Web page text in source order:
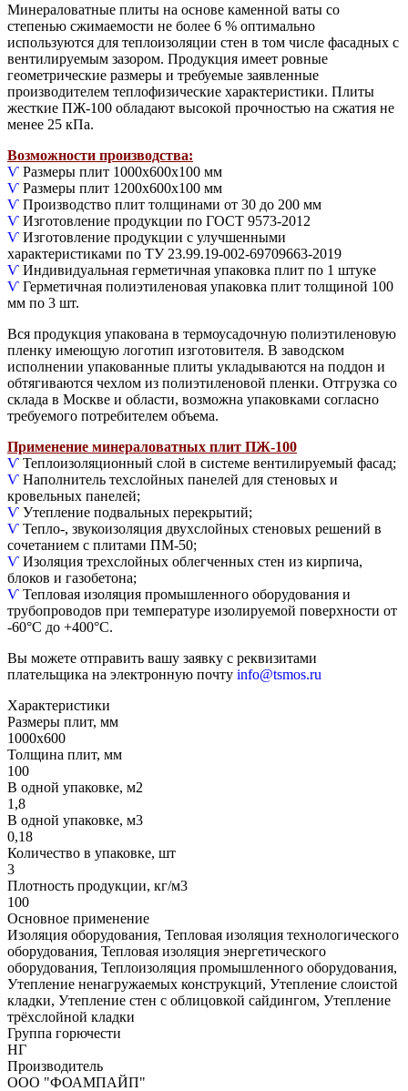
Минераловатные плиты на основе каменной ваты со
степенью сжимаемости не более 6 % оптимально
используются для теплоизоляции стен в том числе фасадных с
вентилируемым зазором. Продукция имеет ровные
геометрические размеры и требуемые заявленные
производителем теплофизические характеристики. Плиты
жесткие ПЖ-100 обладают высокой прочностью на сжатия не
менее 25 кПа.
Возможности производства:
Ѵ Размеры плит 1000х600х100 мм
Ѵ Размеры плит 1200х600х100 мм
Ѵ Производство плит толщинами от 30 до 200 мм
Ѵ Изготовление продукции по ГОСТ 9573-2012
Ѵ Изготовление продукции с улучшенными
характеристиками по ТУ 23.99.19-002-69709663-2019
Ѵ Индивидуальная герметичная упаковка плит по 1 штуке
Ѵ Герметичная полиэтиленовая упаковка плит толщиной 100
мм по 3 шт.
Вся продукция упакована в термоусадочную полиэтиленовую
пленку имеющую логотип изготовителя. В заводском
исполнении упакованные плиты укладываются на поддон и
обтягиваются чехлом из полиэтиленовой пленки. Отгрузка со
склада в Москве и области, возможна упаковками согласно
требуемого потребителем объема.
Применение минераловатных плит ПЖ-100
Ѵ Теплоизоляционный слой в системе вентилируемый фасад;
Ѵ Наполнитель техслойных панелей для стеновых и
кровельных панелей;
Ѵ Утепление подвальных перекрытий;
Ѵ Тепло-, звукоизоляция двухслойных стеновых решений в
сочетанием с плитами ПМ-50;
Ѵ Изоляция трехслойных облегченных стен из кирпича,
блоков и газобетона;
Ѵ Тепловая изоляция промышленного оборудования и
трубопроводов при температуре изолируемой поверхности от
-60°С до +400°С.
Вы можете отправить вашу заявку с реквизитами
плательщика на электронную почту info@tsmos.ru
Характеристики
Размеры плит, мм
1000х600
Толщина плит, мм
100
В одной упаковке, м2
1,8
В одной упаковке, м3
0,18
Количество в упаковке, шт
3
Плотность продукции, кг/м3
100
Основное применение
Изоляция оборудования, Тепловая изоляция технологического
оборудования, Тепловая изоляция энергетического
оборудования, Теплоизоляция промышленного оборудования,
Утепление ненагружаемых конструкций, Утепление слоистой
кладки, Утепление стен с облицовкой сайдингом, Утепление
трёхслойной кладки
Группа горючести
НГ
Производитель
ООО "ФОАМПАЙП"